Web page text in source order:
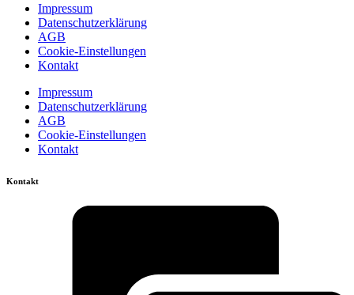
Impressum
Datenschutzerklärung
AGB
Cookie-Einstellungen
Kontakt
Impressum
Datenschutzerklärung
AGB
Cookie-Einstellungen
Kontakt
Kontakt